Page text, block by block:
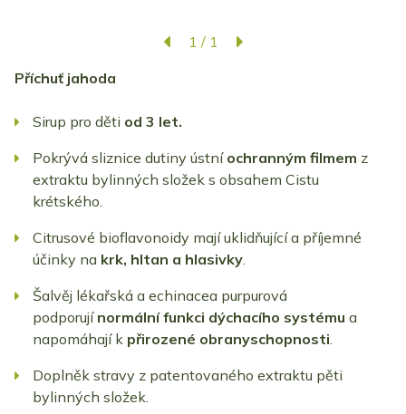
1 / 1
Příchuť jahoda
Sirup pro děti od 3 let.
Pokrývá sliznice dutiny ústní ochranným filmem z
extraktu bylinných složek s obsahem Cistu
krétského.
Citrusové bioflavonoidy mají uklidňující a příjemné
účinky na krk, hltan a hlasivky.
Šalvěj lékařská a echinacea purpurová
podporují normální funkci dýchacího systému a
napomáhají k přirozené obranyschopnosti.
Doplněk stravy z patentovaného extraktu pěti
bylinných složek.